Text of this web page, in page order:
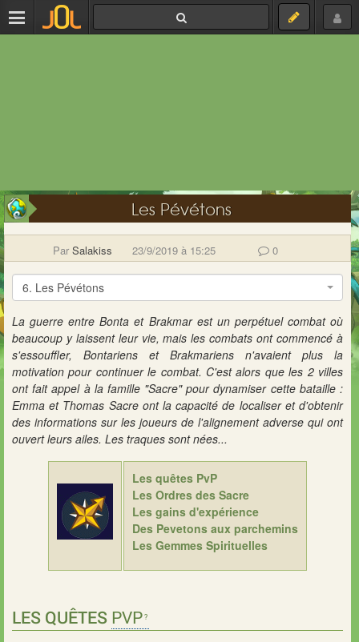
Les Pévétons
ParSalakiss 23/9/2019 à 15:25 0
6. Les Pévétons
La guerre entre Bonta et Brakmar est un perpétuel combat où
beaucoup y laissent leur vie, mais les combats ont commencé à
s'essouffler, Bontariens et Brakmariens n'avaient plus la
motivation pour continuer le combat. C'est alors que les 2 villes
ont fait appel à la famille "Sacre" pour dynamiser cette bataille :
Emma et Thomas Sacre ont la capacité de localiser et d'obtenir
des informations sur les joueurs de l'alignement adverse qui ont
ouvert leurs ailes. Les traques sont nées...
Les quêtes PvP
Les Ordres des Sacre
Les gains d'expérience
Des Pevetons aux parchemins
Les Gemmes Spirituelles
LES QUÊTES PVP